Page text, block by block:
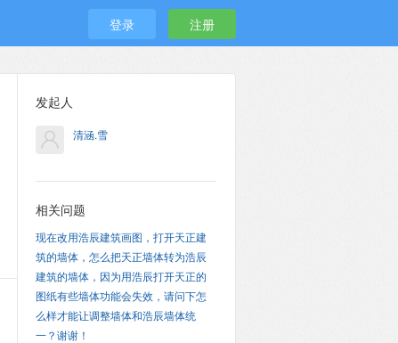
登录 注册
发起人
清涵.雪
相关问题
现在改用浩辰建筑画图，打开天正建
筑的墙体，怎么把天正墙体转为浩辰
建筑的墙体，因为用浩辰打开天正的
图纸有些墙体功能会失效，请问下怎
么样才能让调整墙体和浩辰墙体统
一？谢谢！